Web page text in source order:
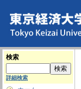
検索
詳細検索